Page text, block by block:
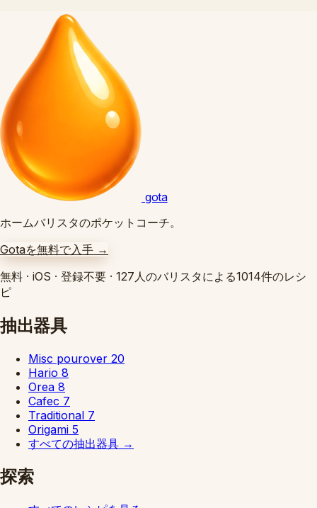
gota
ホームバリスタのポケットコーチ。
Gotaを無料で入手 →
無料 · iOS · 登録不要 · 127人のバリスタによる1014件のレシ
ピ
抽出器具
Misc pourover 20
Hario 8
Orea 8
Cafec 7
Traditional 7
Origami 5
すべての抽出器具 →
探索